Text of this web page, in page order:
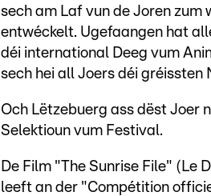
sech am Laf vun de Joren
entwéckelt. Ugefaangen hat
déi international Deeg vum
sech hei all Joers déi
Och Lëtzebuerg ass dëst Joer
Selektioun vum Festival.
De Film "The Sunrise File" (Le
leeft an der "Compétition